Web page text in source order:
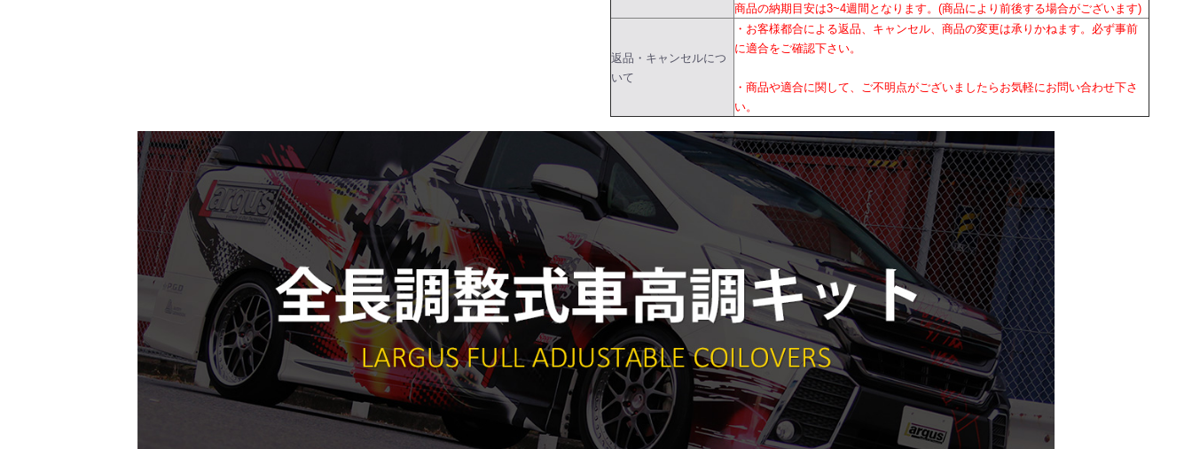
商品の納期目安は3~4週間となります。(商品により前後する場合がございます)
返品・キャンセルにつ
いて
・お客様都合による返品、キャンセル、商品の変更は承りかねます。必ず事前
に適合をご確認下さい。
・商品や適合に関して、ご不明点がございましたらお気軽にお問い合わせ下さ
い。